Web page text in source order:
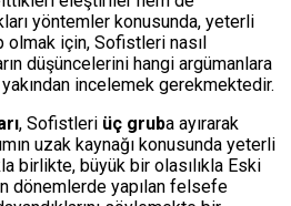
yöntemler konusunda, yeterli
için, Sofistleri nasıl
düşüncelerini hangi argümanlara
incelemek gerekmektedir.
, Sofistleri üç gruba ayırarak
uzak kaynağı konusunda yeterli
birlikte, büyük bir olasılıkla Eski
dönemlerde yapılan felsefe